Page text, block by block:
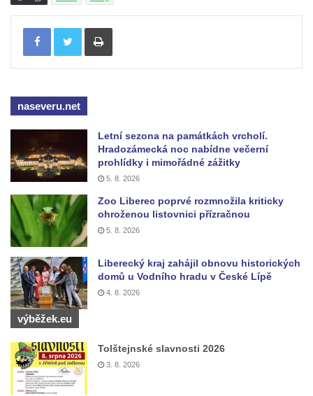
Sfinga I. na Sfingovém rybníku v zámeckém
Socha Minervy na nádvoří zámku v
Duchcově
Socha Marse na nádvoří zámku v
Duchcově
Socha svatého Václava u kostela
Zvěstování Panny Marie v Duchcově
Socha svatého Prokopa u kostela
Zvěstování Panny Marie v Duchcově
Socha Hoch vytahující si trn z paty v Knížecí
zahradě v zámeckém parku v Duchcově
Socha Niké v Knížecí zahradě v zámeckém
parku v Duchcově
Socha Walthera von der Vogelweide v
Duchcově
Tisknout
naseveru.net
Letní sezona na památkách vrcholí.
Hradozámecká noc nabídne večerní
prohlídky i mimořádné zážitky
5. 8. 2026
Zoo Liberec poprvé rozmnožila kriticky
ohroženou listovnici přízračnou
5. 8. 2026
Liberecký kraj zahájil obnovu historických
domů u Vodního hradu v České Lípě
4. 8. 2026
výběžek.eu
Tolštejnské slavnosti 2026
3. 8. 2026